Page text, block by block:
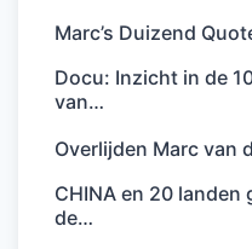
Marc’s Duizend
Docu: Inzicht in de
van…
Overlijden Marc van
CHINA en 20 landen
de…